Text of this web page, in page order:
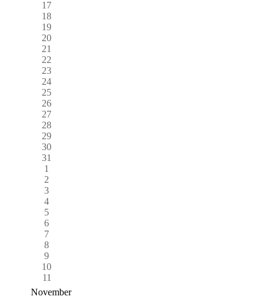
17
18
19
20
21
22
23
24
25
26
27
28
29
30
31
1
2
3
4
5
6
7
8
9
10
11
November